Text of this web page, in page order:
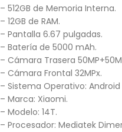
– 512GB de Memoria Interna.
– 12GB de RAM.
– Pantalla 6.67 pulgadas.
– Batería de 5000 mAh.
– Cámara Trasera
– Cámara Frontal 32MPx.
– Sistema Operativo: Android
– Marca: Xiaomi.
– Modelo: 14T.
– Procesador: Mediatek